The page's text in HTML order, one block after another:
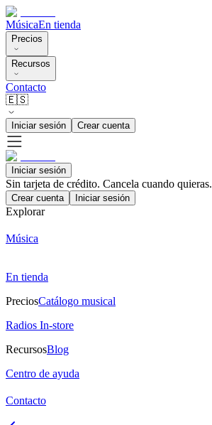
MúsicaEn tienda
Precios
Recursos
Contacto
🇪🇸
Iniciar sesión Crear cuenta
Iniciar sesión
Sin tarjeta de crédito. Cancela cuando quieras.
Crear cuenta Iniciar sesión
Explorar
Música
En tienda
PreciosCatálogo musical
Radios In-store
RecursosBlog
Centro de ayuda
Contacto